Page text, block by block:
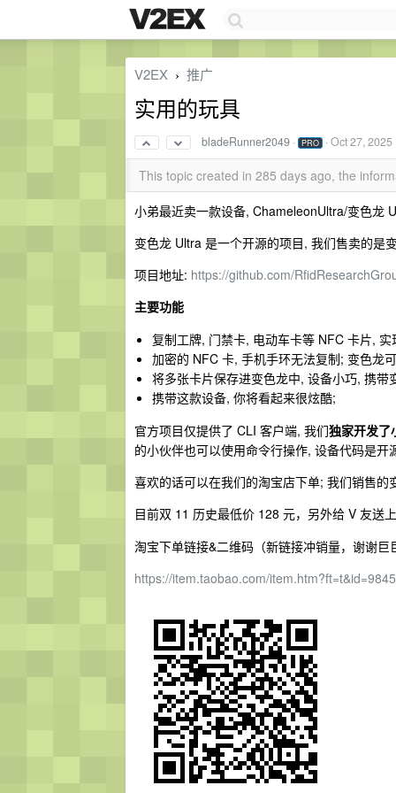
V2EX › 推广
实用的玩具
bladeRunner2049 · PRO ·Oct 27, 2025
This topic created in 285 days ago, the
小弟最近卖一款设备, ChameleonUltra/变色龙
变色龙 Ultra 是一个开源的项目, 我们售卖的是
项目地址: https://github.com/
主要功能
复制工牌, 门禁卡, 电动车卡等 NFC 卡片,
加密的 NFC 卡, 手机手环无法复制; 变色龙
将多张卡片保存进变色龙中, 设备小巧, 携
携带这款设备, 你将看起来很炫酷;
官方项目仅提供了 CLI 客户端, 我们独家开发了
的小伙伴也可以使用命令行操作, 设备代码是开
喜欢的话可以在我们的淘宝店下单; 我们销售的
目前双 11 历史最低价 128 元，另外给 V 友送
淘宝下单链接&二维码（新链接冲销量，谢谢巨
https://item.taobao.com/